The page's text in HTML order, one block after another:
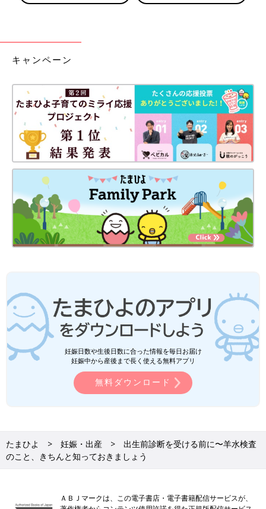
キャンペーン
妊娠日数や生後日数に合った情報を毎日お届け
妊娠中から産後まで長く使える無料アプリ
無料ダウンロード
たまひよ 妊娠・出産
出生前診断を受ける前に〜羊水検査
のこと、きちんと知っておきましょう
ＡＢＪマークは、この電子書店・電子書籍配信サービスが、